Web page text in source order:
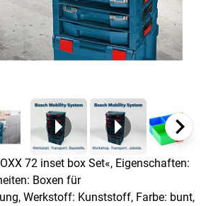
72 inset box Set«, Eigenschaften:
Boxen für
Werkstoff: Kunststoff, Farbe: bunt,